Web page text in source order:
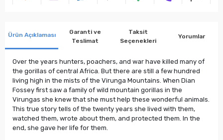
Ürün Açıklaması
Garanti ve
Teslimat
Taksit
Seçenekleri
Yorumlar
Over the years hunters, poachers, and war have killed many of
the gorillas of central Africa. But there are still a few hundred
living high in the mists of the Virunga Mountains. When Dian
Fossey first saw a family of wild mountain gorillas in the
Virungas she knew that she must help these wonderful animals.
This true story tells of the twenty years she lived with them,
watched them, wrote about them, and protected them. In the
end, she gave her life for them.